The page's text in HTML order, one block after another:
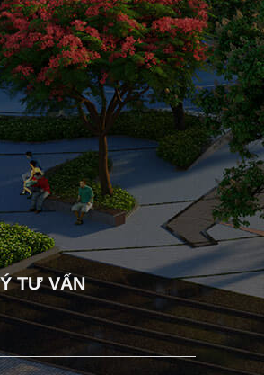
TƯ VẤN